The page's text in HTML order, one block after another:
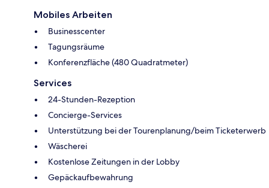
Mobiles Arbeiten
Businesscenter
Tagungsräume
Konferenzfläche (480 Quadratmeter)
Services
24-Stunden-Rezeption
Concierge-Services
Unterstützung bei der Tourenplanung/beim Ticketerwerb
Wäscherei
Kostenlose Zeitungen in der Lobby
Gepäckaufbewahrung